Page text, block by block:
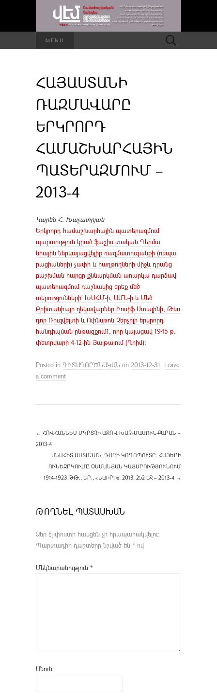
MENU Որոնել՝
ՀԱՅԱՍՏԱՆԻ
ՌԱԶՄԱՎԱՐԸ
ԵՐԿՐՈՐԴ
ՀԱՄԱՇԽԱՐՀԱՅԻՆ
ՊԱՏԵՐԱԶՄՈՒՄ –
2013-4
Կարեն Հ. Խաչատրյան
Երկրորդ համաշխարհային պատերազմում
պարտություն կրած ֆաշիս տական Գերմա
նիային ներկայացվելիք ռազմատուգանքի (ռեպա
րացիաների) չափի և հաղթողների միջև դրանց
բաշխման հարցը քննարկման առարկա դարձավ
պատերազմում դաշնակից երեք մեծ
տերությունների՝ ԽՍՀՄ-ի, ԱՄՆ-ի և Մեծ
Բրիտանիայի ղեկավարներ Իոսիֆ Ստալինի, Թեո
դոր Ռուզվելտի և Ուինսթոն Չերչիլի երկրորդ
հանդիպման ընթացքում1, որը կայացավ 1945 թ.
փետրվարի 4-12-ին Յալթայում (Ղրիմ):
Posted in ԳԻՏԱԳՈՐԾՆԱԿԱՆ on 2013-12-31. Leave
a comment
← ՀՈՎՀԱՆՆԵՍ ՄԿՐՏՉԻ ԱՋՈՎ ԽԱՉ-ՄԱՍՈՒՆՔԱՐԱՆ –
2013-4
ԱՆԱՀԻՏ ԱՍՏՈՅԱՆ, ԴԱՐԻ ԿՈՂՈՊՈՒՏԸ. ՀԱՅԵՐԻ
ՈՒՆԵԶՐԿՈՒՄԸ ՕՍՄԱՆՅԱՆ ԿԱՅՍՐՈՒԹՅՈՒՆՈՒՄ
1914-1923 ԹԹ., ԵՐ., «ՆԱԻՐԻ», 2013, 252 ԷՋ – 2013-4 →
ԹՈՂՆԵԼ ՊԱՏԱՍԽԱՆ
Ձեր էլ-փոստի հասցեն չի հրապարակվելու։
Պարտադիր դաշտերը նշված են *-ով
Մեկնաբանություն *
Անուն